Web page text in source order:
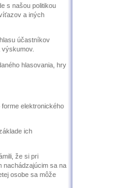
s našou politikou
a iných
účastníkov
hlasovania, hry
elektronického
ich
že si pri
nachádzajúcim sa na
osobe sa môže